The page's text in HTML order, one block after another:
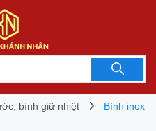
bình giữ nhiệt
Bình inox